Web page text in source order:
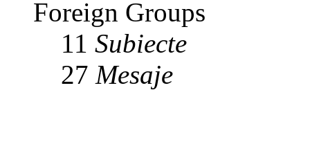
Foreign Groups
11 Subiecte
27 Mesaje